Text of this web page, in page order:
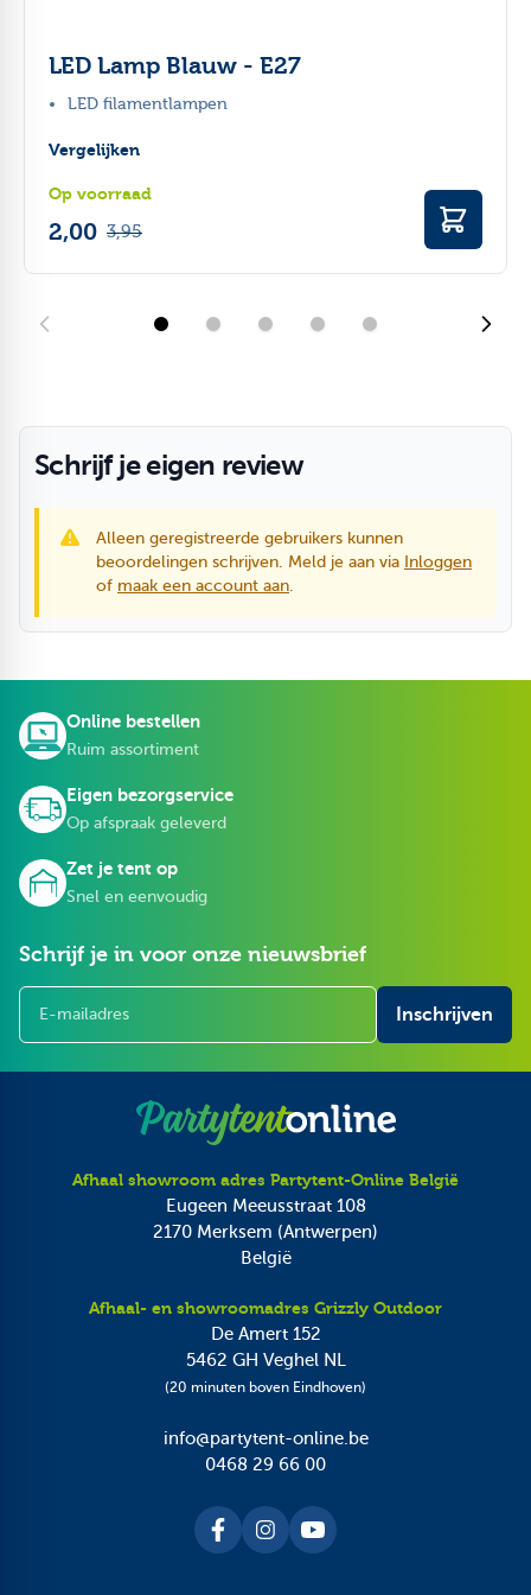
LED Lamp Blauw - E27
LED filamentlampen
Vergelijken
Op voorraad
2,00 3,95
Schrijf je eigen review
Alleen geregistreerde gebruikers kunnen
beoordelingen schrijven. Meld je aan via Inloggen
of maak een account aan
Online bestellen
Ruim assortiment
Eigen bezorgservice
Op afspraak geleverd
Zet je tent op
Snel en eenvoudig
Schrijf je in voor onze nieuwsbrief
E-mailadres
Inschrijven
Afhaal showroom adres Partytent-Online België
Eugeen Meeusstraat 108
2170 Merksem (Antwerpen)
België
Afhaal- en showroomadres Grizzly Outdoor
De Amert 152
5462 GH Veghel NL
(20 minuten boven Eindhoven)
info@partytent-online.be
0468 29 66 00